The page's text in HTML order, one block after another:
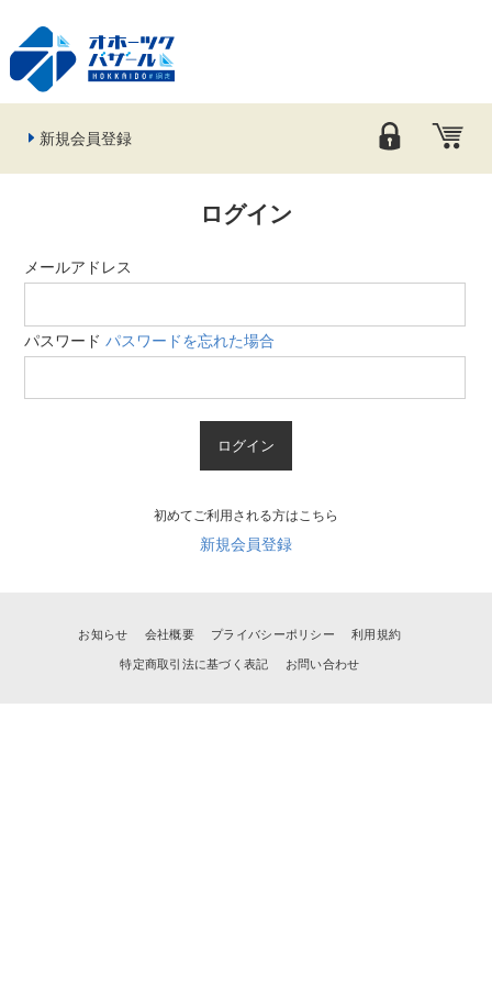
新規会員登録
ログイン
メールアドレス
パスワードパスワードを忘れた場合
初めてご利用される方はこちら
新規会員登録
お知らせ 会社概要 プライバシーポリシー 利用規約
特定商取引法に基づく表記 お問い合わせ